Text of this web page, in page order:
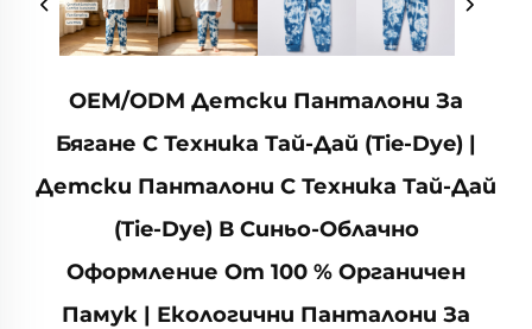
OEM/ODM Детски Панталони За
Бягане С Техника Тай-Дай (tie-Dye) |
Детски Панталони С Техника Тай-Дай
(tie-Dye) В Синьо-Облачно
Оформление От 100 % Органичен
Памук | Екологични Панталони За